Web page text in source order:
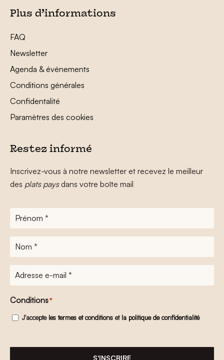
Plus d’informations
FAQ
Newsletter
Agenda & événements
Conditions générales
Confidentalité
Paramètres des cookies
Restez informé
Inscrivez-vous à notre newsletter et recevez le meilleur
des plats paysdans votre boîte mail
Prénom
Nom
Adresse
e-
mail*
Conditions*
J'accepte les termes et conditions et la politique de confidentialité
S'INSCRIRE